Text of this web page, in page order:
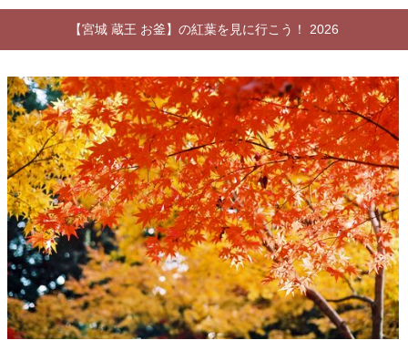
【宮城 蔵王 お釜】の紅葉を見に行こう！ 2026